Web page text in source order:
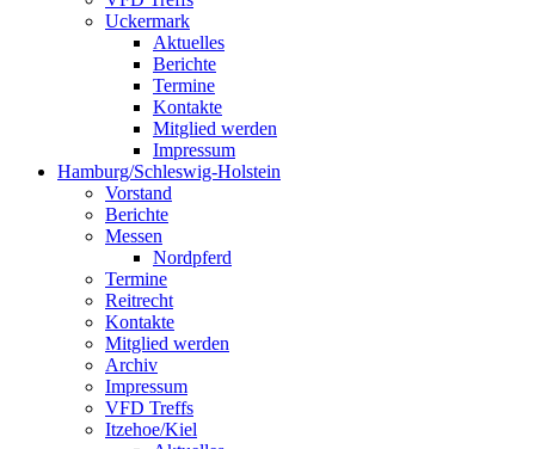
Uckermark
Aktuelles
Berichte
Termine
Kontakte
Mitglied werden
Impressum
Hamburg/Schleswig-Holstein
Vorstand
Berichte
Messen
Nordpferd
Termine
Reitrecht
Kontakte
Mitglied werden
Archiv
Impressum
VFD Treffs
Itzehoe/Kiel